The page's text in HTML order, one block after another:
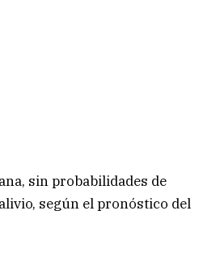
sin probabilidades de
según el pronóstico del